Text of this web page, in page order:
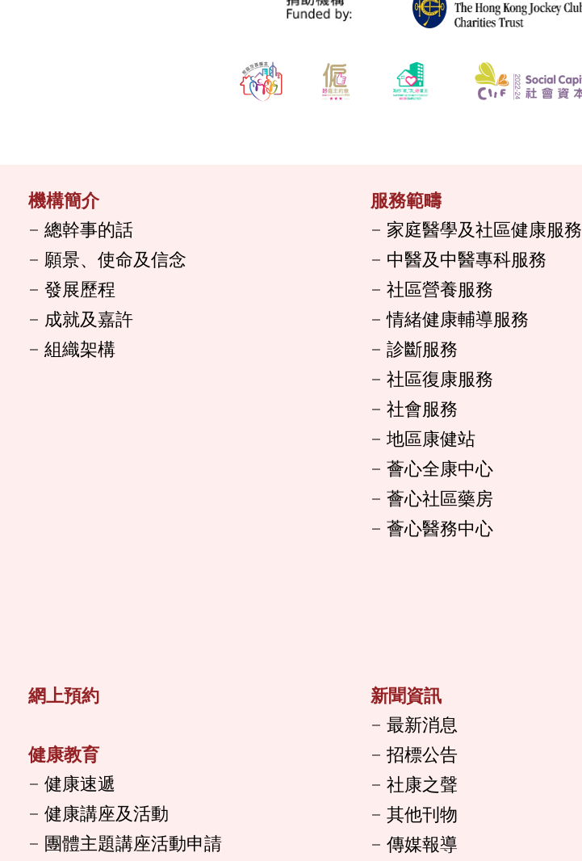
機構簡介
總幹事的話
願景、使命及信念
發展歷程
成就及嘉許
組織架構
服務範疇
家庭醫學及社區健康服務
中醫及中醫專科服務
社區營養服務
情緒健康輔導服務
診斷服務
社區復康服務
社會服務
地區康健站
薈心全康中心
薈心社區藥房
薈心醫務中心
網上預約
健康教育
健康速遞
健康講座及活動
團體主題講座活動申請
新聞資訊
最新消息
招標公告
社康之聲
其他刊物
傳媒報導